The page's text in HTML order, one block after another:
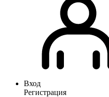
Вход
Регистрация